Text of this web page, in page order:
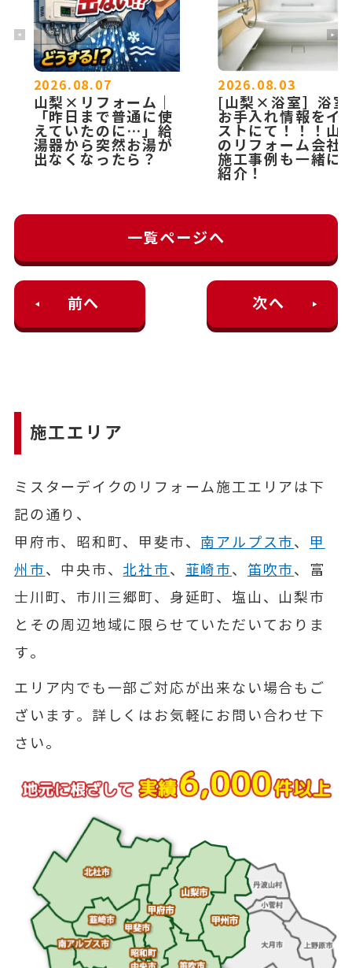
2026.08.07
山梨×リフォーム｜
「昨日まで普通に使
えていたのに…」給
湯器から突然お湯が
出なくなったら？
2026.08.03
[山梨×浴室］浴室
お手入れ情報をイ
ストにて！！！山
のリフォーム会社
施工事例も一緒に
紹介！
前へ
一覧ページへ
次へ
施工エリア
ミスターデイクのリフォーム施工エリアは下
記の通り、
甲府市、昭和町、甲斐市、 南アルプス市、 甲
州市、中央市、北社市、 韮崎市、 笛吹市、富
士川町、市川三郷町、身延町、塩山、山梨市
とその周辺地域に限らせていただいておりま
す。
エリア内でも一部ご対応が出来ない場合もご
ざいます。詳しくはお気軽にお問い合わせ下
さい。